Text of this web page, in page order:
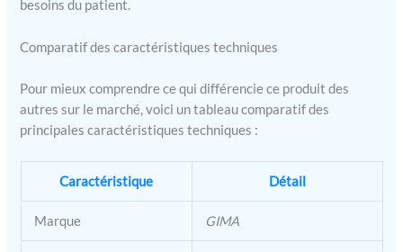
besoins du patient.
Comparatif des caractéristiques techniques
Pour mieux comprendre ce qui différencie ce produit des
autres sur le marché, voici un tableau comparatif des
principales caractéristiques techniques :
Caractéristique Détail
Marque GIMA